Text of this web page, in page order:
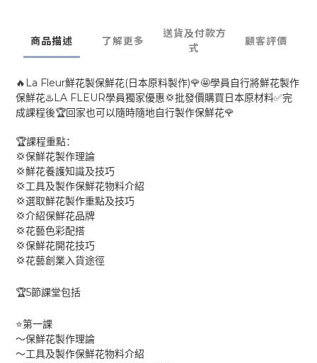
商品描述 了解更多
送貨及付款方
式
顧客評價
🔥 La Fleur鮮花製保鮮花( 日本原料製作)🌹🤩學員自行將鮮花製作
保鮮花♨️LA FLEUR學員獨家優惠💢批發價購買日本原材料✅完
成課程後🏆 回家也可以隨時隨地自行製作保鮮花🌹
🏆課程重點：
💢保鮮花製作理論
💢鮮花養護知識及技巧
💢工具及製作保鮮花物料介紹
💢選取鮮花製作重點及技巧
💢介紹保鮮花品牌
💢花藝色彩配搭
💢保鮮花開花技巧
💢花藝創業入貨途徑
🏆5節課堂包括
⭐️第一課
～保鮮花製作理論
～工具及製作保鮮花物料介紹